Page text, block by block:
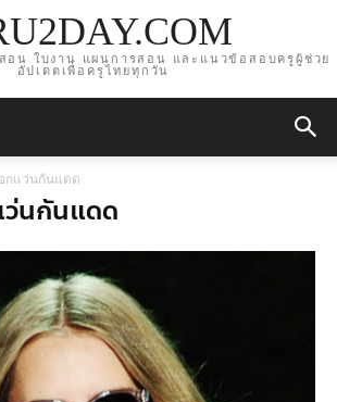
อน ใบงาน แผนการสอน และแนวข้อสอบครูผู้ช่วย
อัปเดตเพื่อครูไทยทุกวัน
กแว่นกันแดด
ว่นกันแดด